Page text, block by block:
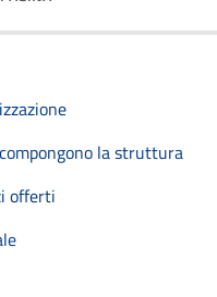
la struttura
offerti